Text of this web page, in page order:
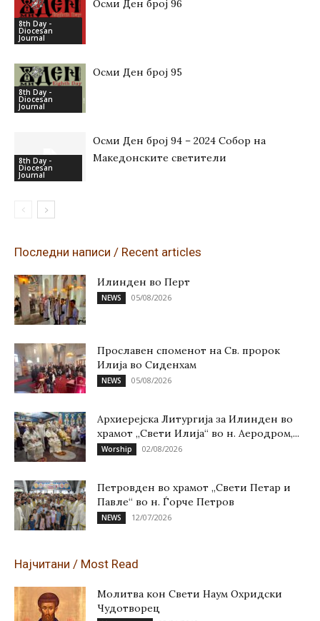
8th Day -
Diocesan
Journal
Осми Ден број 96
8th Day -
Diocesan
Journal
Осми Ден број 95
8th Day -
Diocesan
Journal
Осми Ден број 94 – 2024 Собор на
Македонските светители
Последни написи / Recent articles
Илинден во Перт
NEWS 05/08/2026
Прославен споменот на Св. пророк
Илија во Сиденхам
NEWS 05/08/2026
Архиерејска Литургија за Илинден во
храмот „Свети Илија“ во н. Аеродром,...
Worship 02/08/2026
Петровден во храмот „Свети Петар и
Павле“ во н. Ѓорче Петров
NEWS 12/07/2026
Најчитани / Most Read
Молитва кон Свети Наум Охридски
Чудотворец